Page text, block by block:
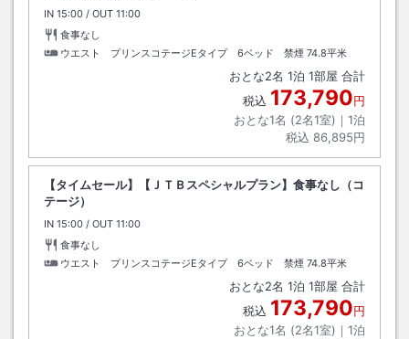
IN チェックイン
15:00 / OUT チェックアウト
11:00
食事なし
ウエスト プリンスコテージEタイプ 6ベッド 禁煙 74.8平米
おとな2名 1泊 1部屋 合計
税込 173,790円
おとな1名 (2名1室)｜ 1泊
税込 86,895円
【タイムセール】【ＪＴＢスペシャルプラン】食事なし（コ
テージ）
IN チェックイン
15:00 / OUT チェックアウト
11:00
食事なし
ウエスト プリンスコテージEタイプ 6ベッド 禁煙 74.8平米
おとな2名 1泊 1部屋 合計
税込 173,790円
おとな1名 (2名1室)｜ 1泊